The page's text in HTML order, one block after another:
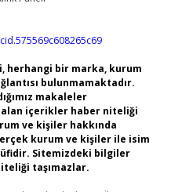
herhangi bir marka, kurum
bulunmamaktadır.
makaleler
alan içerikler haber niteliği
ve kişiler hakkında
kurum ve kişiler ile isim
Sitemizdeki bilgiler
taşımazlar.